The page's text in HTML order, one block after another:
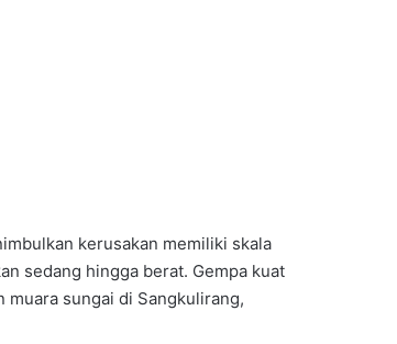
kerusakan memiliki skala
sedang hingga berat. Gempa kuat
sungai di Sangkulirang,